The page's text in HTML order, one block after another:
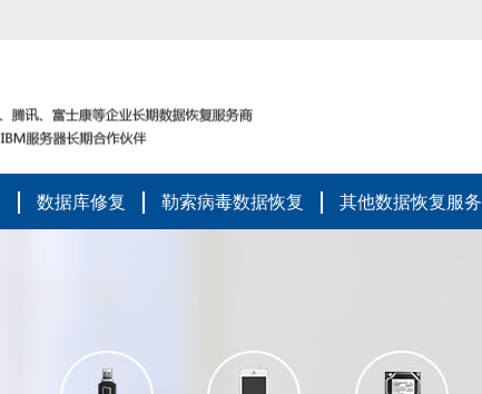
数据库修复 勒索病毒数据恢复 其他数据恢复服务